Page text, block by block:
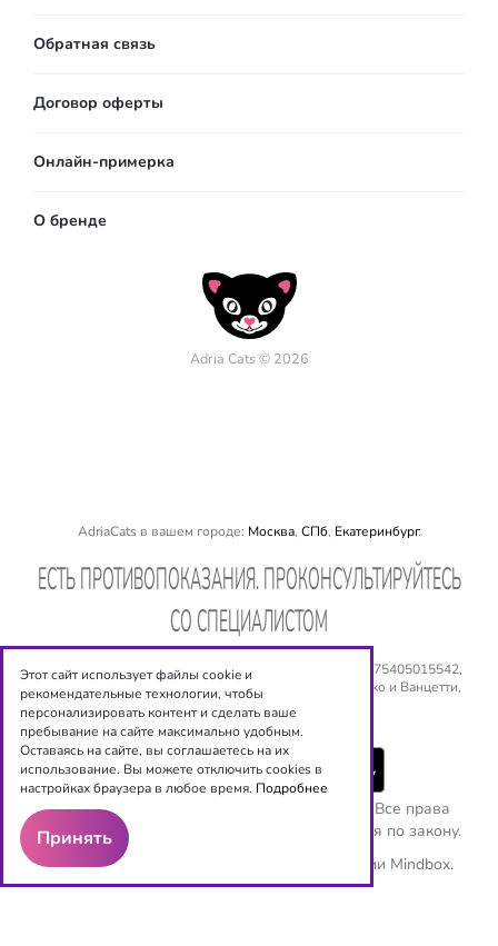
Обратная связь
Договор оферты
Онлайн-примерка
О бренде
Adria Cats © 2026
AdriaCats в вашем городе: Москва, СПб, Екатеринбург.
EСТЬ ПРОТИВОПОКАЗАНИЯ. ПРОКОНСУЛЬТИРУЙТЕСЬ
СО СПЕЦИАЛИСТОМ
ООО «Оптиксервис», ИНН: 540 534 6944, ОГРН: № 1075405015542,
Юридический адрес: 630008, г. Новосибирск, ул. Сакко и Ванцетти,
дом 77, 5 этаж. Email:
Copyright ©
2016-2026. Все права
защищены. Любое копирование преследуется по закону.
Используются рекомендательные технологии Mindbox.
Этот сайт использует файлы cookie и
рекомендательные технологии, чтобы
персонализировать контент и сделать ваше
пребывание на сайте максимально удобным.
Оставаясь на сайте, вы соглашаетесь на их
использование. Вы можете отключить cookies в
настройках браузера в любое время. Подробнее
Принять